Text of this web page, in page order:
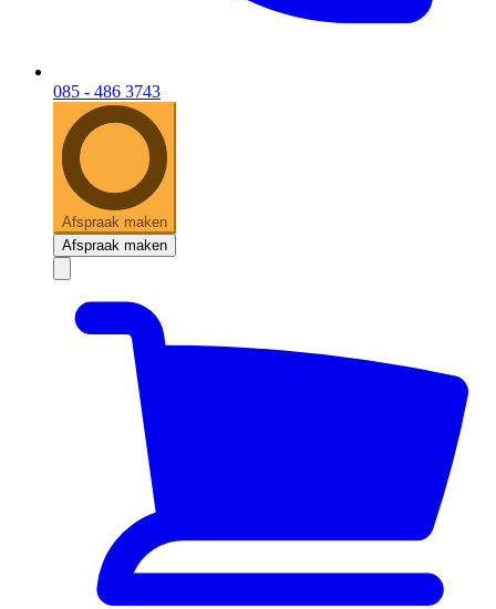
085 - 486 3743
Afspraak maken
Afspraak maken